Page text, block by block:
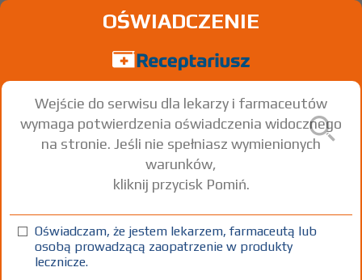
Znaleziono wyników:
OŚWIADCZENIE
Wejście do serwisu dla lekarzy i farmaceutów
wymaga potwierdzenia oświadczenia widocznego
na stronie. Jeśli nie spełniasz wymienionych
warunków,
kliknij przycisk Pomiń.
Oświadczam, że jestem lekarzem, farmaceutą lub
osobą prowadzącą zaopatrzenie w produkty
lecznicze.